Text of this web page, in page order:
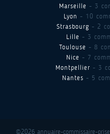
Marseille - 3
Lyon - 10
Strasbourg - 2
Lille - 3
Toulouse - 8
Nice - 7
Montpellier - 3
Nantes - 5
©2026 annuaire-commissaire-